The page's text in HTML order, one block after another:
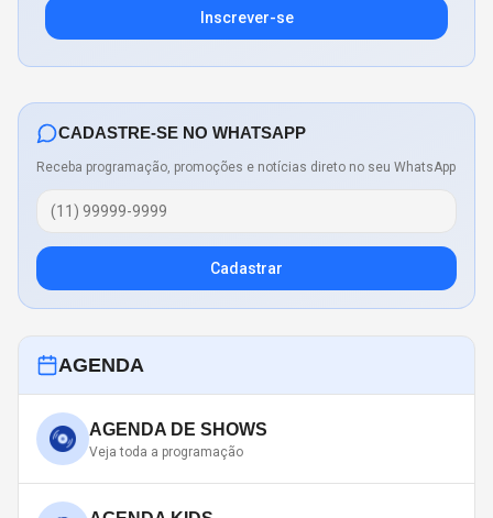
Inscrever-se
CADASTRE-SE NO WHATSAPP
Receba programação, promoções e notícias direto no seu WhatsApp
Cadastrar
AGENDA
AGENDA DE SHOWS
Veja toda a programação